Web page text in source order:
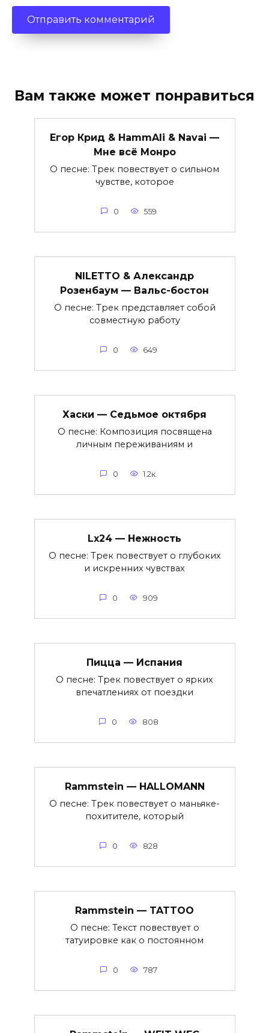
Вам также может понравиться
Егор Крид & HammAli & Navai —
Мне всё Монро
О песне: Трек повествует о сильном
чувстве, которое
0 559
NILETTO & Александр
Розенбаум — Вальс-бостон
О песне: Трек представляет собой
совместную работу
0 649
Хаски — Седьмое октября
О песне: Композиция посвящена
личным переживаниям и
0 1.2к.
Lx24 — Нежность
О песне: Трек повествует о глубоких
и искренних чувствах
0 909
Пицца — Испания
О песне: Трек повествует о ярких
впечатлениях от поездки
0 808
Rammstein — HALLOMANN
О песне: Трек повествует о маньяке-
похитителе, который
0 828
Rammstein — TATTOO
О песне: Текст повествует о
татуировке как о постоянном
0 787